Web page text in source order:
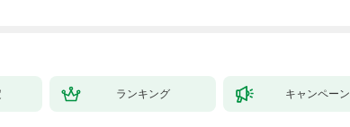
ランキング キャンペーン